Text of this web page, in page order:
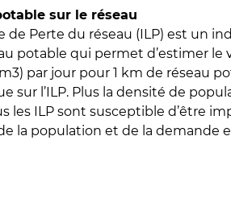
sur le réseau
de Perte du réseau (ILP) est un
potable qui permet d’estimer le
par jour pour 1 km de réseau
sur l’ILP. Plus la densité de
les ILP sont susceptible d’être
la population et de la demande